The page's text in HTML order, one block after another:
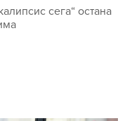
сега“ остана